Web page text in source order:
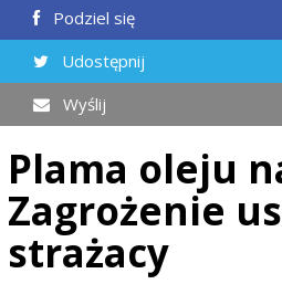
Podziel się
Udostępnij
Wyślij
Plama oleju
Zagrożenie
strażacy